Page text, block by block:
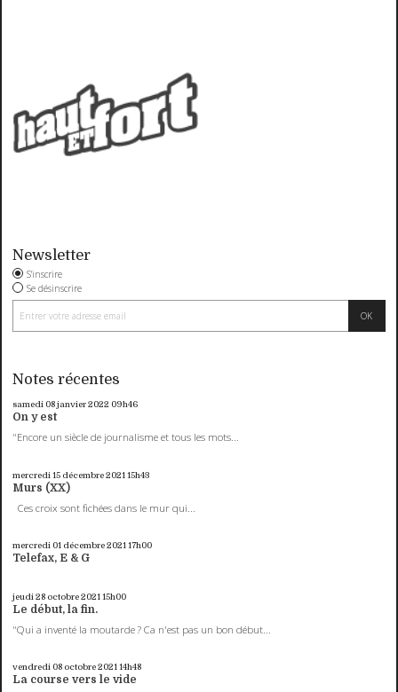
Newsletter
S'inscrire
Se désinscrire
Notes récentes
samedi 08janvier 2022 09h46
On y est
"Encore un siècle de journalisme et tous les mots...
mercredi 15 décembre 2021 15h43
Murs (XX)
Ces croix sont fichées dans le mur qui...
mercredi 01 décembre 2021 17h00
Telefax, E & G
jeudi 28 octobre 2021 15h00
Le début, la fin.
"Qui a inventé la moutarde ? Ca n'est pas un bon début...
vendredi 08 octobre 2021 14h48
La course vers le vide